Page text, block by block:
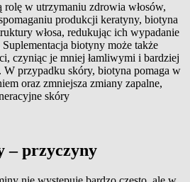
w utrzymaniu zdrowia włosów,
produkcji keratyny, biotyna
włosa, redukując ich wypadanie
biotyny może także
czyniąc je mniej łamliwymi i bardziej
W przypadku skóry, biotyna pomaga w
oraz zmniejsza zmiany zapalne,
skóry
– przyczyny